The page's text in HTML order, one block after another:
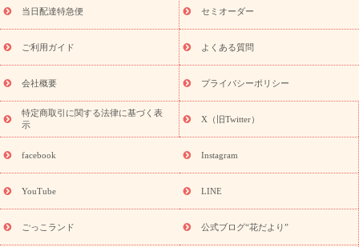
フト
お盆・お供え プリザーブドフラワー
ひまわり ギフト・プ
レゼント特集
夏の花贈り・お中元・暑中見舞い 花のギフト特集
敬老の日におくる花ギフト・プレゼント特集
花ギフト・プレゼント特集
敬老の日 花のおすすめランキング
敬
老の日 花鉢植えのギフト・プレゼント特集
敬老の日 花とセットギ
フト・プレゼント特集
敬老の日の花 全てのギフト一覧
キャン
ペーン
映画『ウォーターガーディアンズ』コラボキャンペーン
「きょう誕生日なんです」キャンペーン
誕生日の花を探す
誕生日フラワーギフト 誕生日フラワーギフト特集
(トルコキキョウ)
9月の誕生花(リンドウ)
ら探す
お祝いの花特集 当日配達特急便 お祝い商品一覧
当日配達特急便 セミオーダー
ご利用ガイド よくある質問
会社概要 プライバシーポリシー
特定商取引に関する法律に基づく表
示
X（旧Twitter）
facebook Instagram
YouTube LINE
ごっこランド 公式ブログ“花だより”